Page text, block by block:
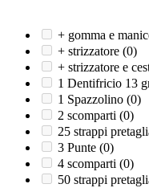
+ gomma e
+ strizzatore (0)
+ strizzatore e
1 Dentifricio 13
1 Spazzolino (0)
2 scomparti (0)
25 strappi
3 Punte (0)
4 scomparti (0)
50 strappi